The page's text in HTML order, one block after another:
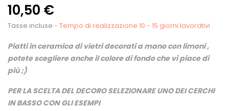
10,50 €
Tasse incluse - Tempo di realizzazione 10 - 15 giorni lavorativi
Piatti in ceramica di vietri decorati a mano con limoni ,
potete scegliere anche il colore di fondo che vi piace di
più ;)
PER LA SCELTA DEL DECORO SELEZIONARE UNO DEI CERCHI
IN BASSO CON GLI ESEMPI